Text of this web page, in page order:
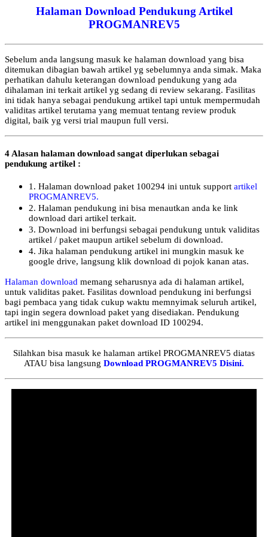
Halaman Download Pendukung Artikel
PROGMANREV5
Sebelum anda langsung masuk ke halaman download yang bisa
ditemukan dibagian bawah artikel yg sebelumnya anda simak. Maka
perhatikan dahulu keterangan download pendukung yang ada
dihalaman ini terkait artikel yg sedang di review sekarang. Fasilitas
ini tidak hanya sebagai pendukung artikel tapi untuk mempermudah
validitas artikel terutama yang memuat tentang review produk
digital, baik yg versi trial maupun full versi.
4 Alasan halaman download sangat diperlukan sebagai
pendukung artikel :
1. Halaman download paket 100294 ini untuk support artikel
PROGMANREV5.
2. Halaman pendukung ini bisa menautkan anda ke link
download dari artikel terkait.
3. Download ini berfungsi sebagai pendukung untuk validitas
artikel / paket maupun artikel sebelum di download.
4. Jika halaman pendukung artikel ini mungkin masuk ke
google drive, langsung klik download di pojok kanan atas.
Halaman download memang seharusnya ada di halaman artikel,
untuk validitas paket. Fasilitas download pendukung ini berfungsi
bagi pembaca yang tidak cukup waktu memnyimak seluruh artikel,
tapi ingin segera download paket yang disediakan. Pendukung
artikel ini menggunakan paket download ID 100294.
Silahkan bisa masuk ke halaman artikel PROGMANREV5 diatas
ATAU bisa langsung Download PROGMANREV5 Disini.